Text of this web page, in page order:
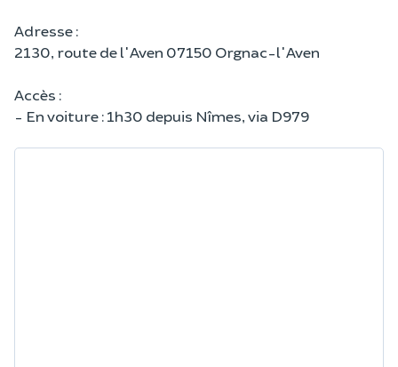
Adresse :
2130, route de l'Aven 07150 Orgnac-l'Aven
Accès :
- En voiture : 1h30 depuis Nîmes, via D979